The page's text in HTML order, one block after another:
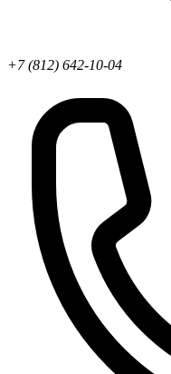
+7 (812) 642-10-04